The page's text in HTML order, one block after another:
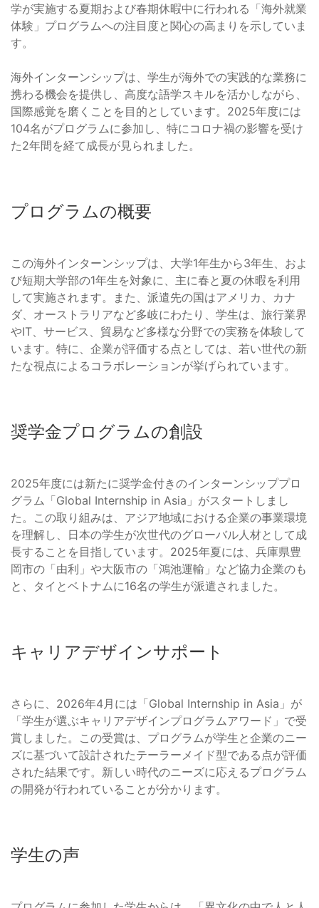
学が実施する夏期および春期休暇中に行われる「海外就業
体験」プログラムへの注目度と関心の高まりを示していま
す。
海外インターンシップは、学生が海外での実践的な業務に
携わる機会を提供し、高度な語学スキルを活かしながら、
国際感覚を磨くことを目的としています。2025年度には
104名がプログラムに参加し、特にコロナ禍の影響を受け
た2年間を経て成長が見られました。
プログラムの概要
この海外インターンシップは、大学1年生から3年生、およ
び短期大学部の1年生を対象に、主に春と夏の休暇を利用
して実施されます。また、派遣先の国はアメリカ、カナ
ダ、オーストラリアなど多岐にわたり、学生は、旅行業界
やIT、サービス、貿易など多様な分野での実務を体験して
います。特に、企業が評価する点としては、若い世代の新
たな視点によるコラボレーションが挙げられています。
奨学金プログラムの創設
2025年度には新たに奨学金付きのインターンシッププロ
グラム「Global Internship in Asia」がスタートしまし
た。この取り組みは、アジア地域における企業の事業環境
を理解し、日本の学生が次世代のグローバル人材として成
長することを目指しています。2025年夏には、兵庫県豊
岡市の「由利」や大阪市の「鴻池運輸」など協力企業のも
と、タイとベトナムに16名の学生が派遣されました。
キャリアデザインサポート
さらに、2026年4月には「Global Internship in Asia」が
「学生が選ぶキャリアデザインプログラムアワード」で受
賞しました。この受賞は、プログラムが学生と企業のニー
ズに基づいて設計されたテーラーメイド型である点が評価
された結果です。新しい時代のニーズに応えるプログラム
の開発が行われていることが分かります。
学生の声